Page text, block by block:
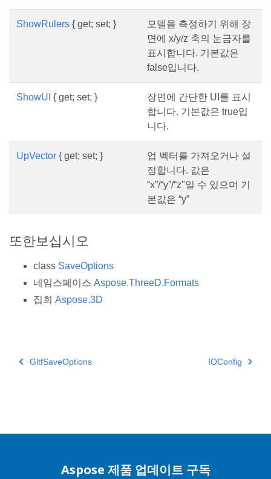
ShowRulers { get; set; }
모델을 측정하기 위해 장
면에 x/y/z 축의 눈금자를
표시합니다. 기본값은
false입니다.
ShowUI { get; set; }
장면에 간단한 UI를 표시
합니다. 기본값은 true입
니다.
UpVector { get; set; }
업 벡터를 가져오거나 설
정합니다. 값은
“x”/“y”/“z"일 수 있으며 기
본값은 “y”
또한보십시오
class SaveOptions
네임스페이스 Aspose.ThreeD.Formats
집회 Aspose.3D
GltfSaveOptions IOConfig
Aspose 제품 업데이트 구독